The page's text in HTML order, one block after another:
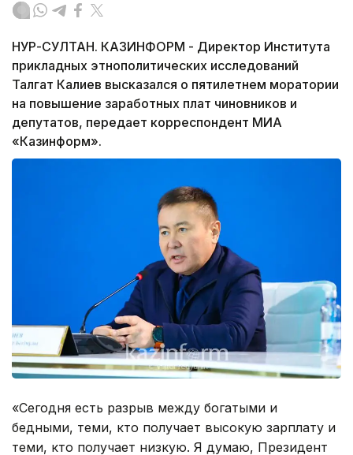
НУР-СУЛТАН. КАЗИНФОРМ - Директор Института
прикладных этнополитических исследований
Талгат Калиев высказался о пятилетнем моратории
на повышение заработных плат чиновников и
депутатов, передает корреспондент МИА
«Казинформ».
«Сегодня есть разрыв между богатыми и
бедными, теми, кто получает высокую зарплату и
теми, кто получает низкую. Я думаю, Президент